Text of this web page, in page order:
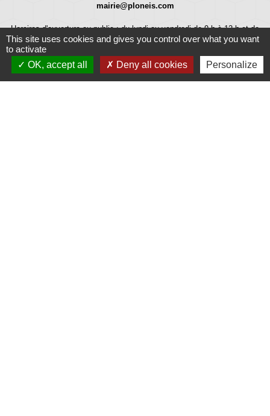
mairie@ploneis.com
Horaires d'ouverture au public : du lundi au vendredi de 9 h à 12 h et de
13 h 30 à 17 h - le mardi et le samedi de 9 h à 12 h
This site uses cookies and gives you control over what you want
to activate
OK, accept all
Deny all cookies Personalize